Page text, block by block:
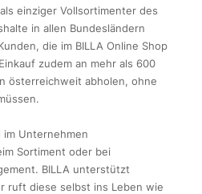
einziger Vollsortimenter des
in allen Bundesländern
die im BILLA Online Shop
zudem an mehr als 600
österreichweit abholen, ohne
Unternehmen
Sortiment oder bei
BILLA unterstützt
ruft diese selbst ins Leben wie